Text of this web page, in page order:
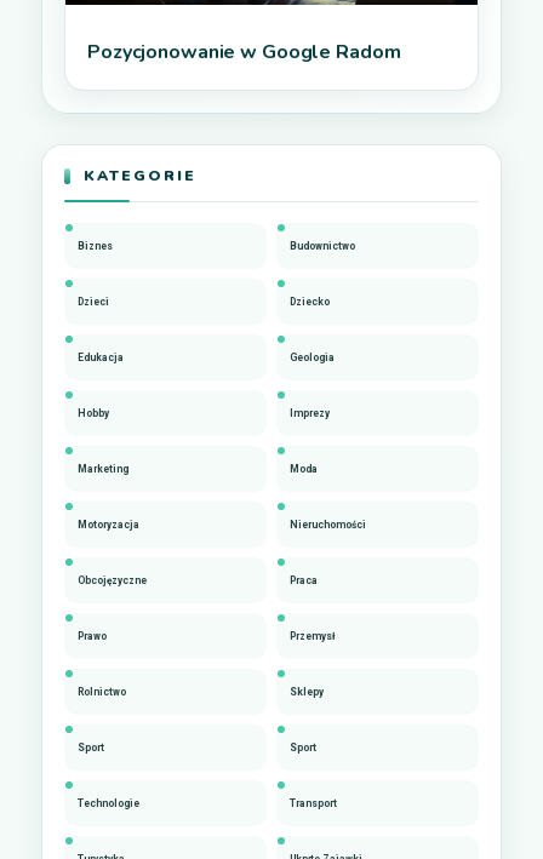
Pozycjonowanie w Google Radom
KATEGORIE
Biznes Budownictwo
Dzieci Dziecko
Edukacja Geologia
Hobby Imprezy
Marketing Moda
Motoryzacja Nieruchomości
Obcojęzyczne Praca
Prawo Przemysł
Rolnictwo Sklepy
Sport Sport
Technologie Transport